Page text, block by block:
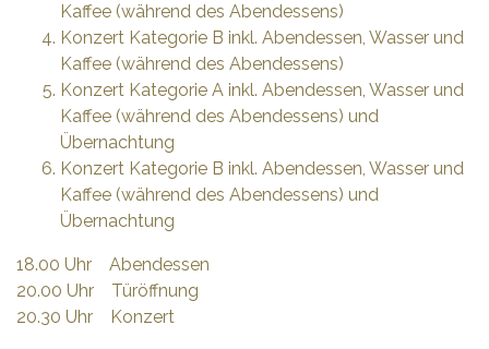
Kaffee (während des Abendessens)
Konzert Kategorie B inkl. Abendessen, Wasser und
Kaffee (während des Abendessens)
Konzert Kategorie A inkl. Abendessen, Wasser und
Kaffee (während des Abendessens) und
Übernachtung
Konzert Kategorie B inkl. Abendessen, Wasser und
Kaffee (während des Abendessens) und
Übernachtung
18.00 Uhr Abendessen
20.00 Uhr Türöffnung
20.30 Uhr Konzert